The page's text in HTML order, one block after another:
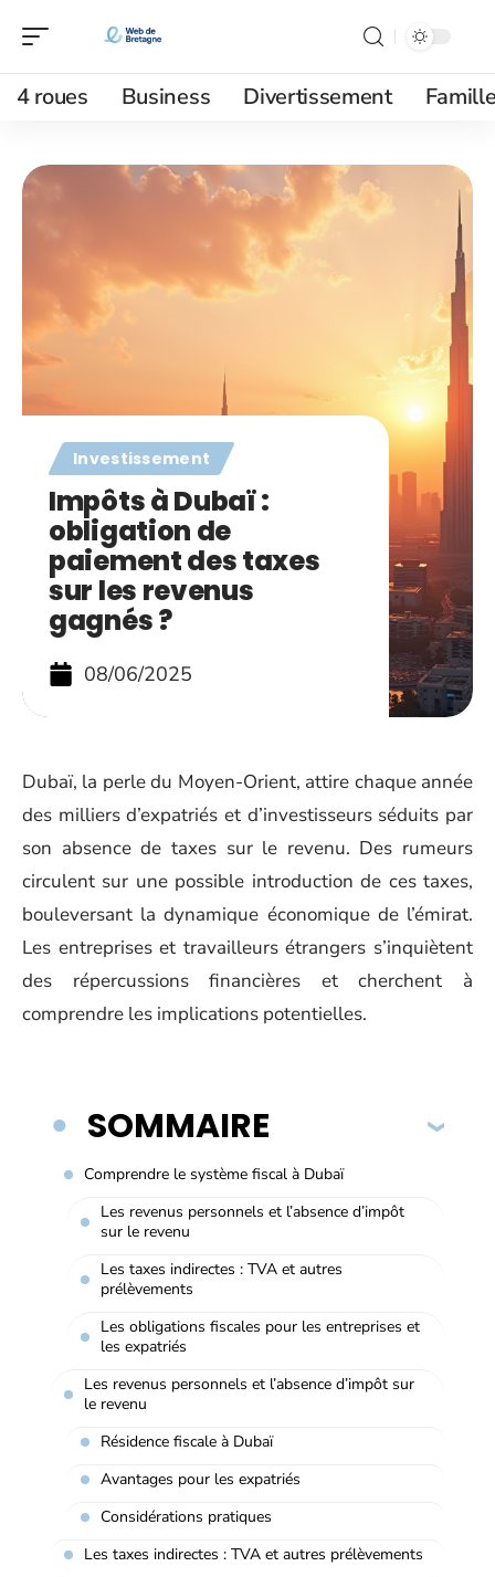
4 roues Business Divertissement
Investissement
Impôts à Dubaï :
obligation de
paiement des taxes
sur les revenus
gagnés ?
08/06/2025
Dubaï, la perle du Moyen-Orient, attire chaque année
des milliers d’expatriés et d’investisseurs séduits par
son absence de taxes sur le revenu. Des rumeurs
circulent sur une possible introduction de ces taxes,
bouleversant la dynamique économique de l’émirat.
Les entreprises et travailleurs étrangers s’inquiètent
des répercussions financières et cherchent à
comprendre les implications potentielles.
SOMMAIRE
Comprendre le système fiscal à Dubaï
Les revenus personnels et l’absence d’impôt
sur le revenu
Les taxes indirectes : TVA et autres
prélèvements
Les obligations fiscales pour les entreprises et
les expatriés
Les revenus personnels et l’absence d’impôt sur
le revenu
Résidence fiscale à Dubaï
Avantages pour les expatriés
Considérations pratiques
Les taxes indirectes : TVA et autres prélèvements